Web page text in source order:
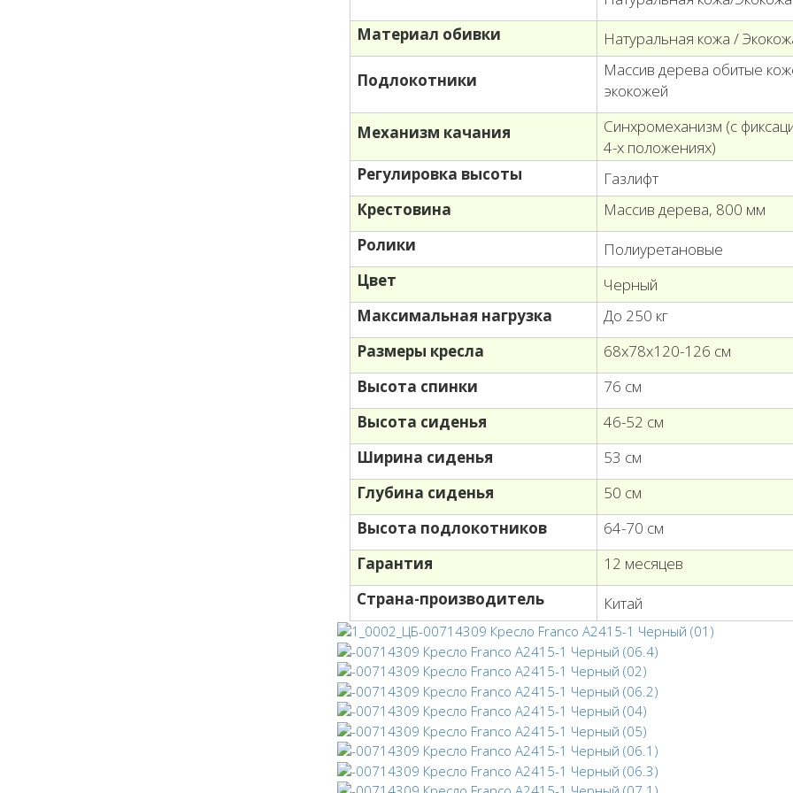
Материал обивки
Натуральная кожа /
Подлокотники
Массив дерева обитые
экокожей
Механизм качания
Cинхромеханизм (с
4-х положениях)
Регулировка высоты
Газлифт
Крестовина
Массив дерева, 800 мм
Ролики
Полиуретановые
Цвет
Черный
Максимальная нагрузка
До 250 кг
Размеры кресла
68х78х120-126 см
Высота спинки
76 см
Высота сиденья
46-52 см
Ширина сиденья
53 см
Глубина сиденья
50 см
Высота подлокотников
64-70 см
Гарантия
12 месяцев
Страна-производитель
Китай